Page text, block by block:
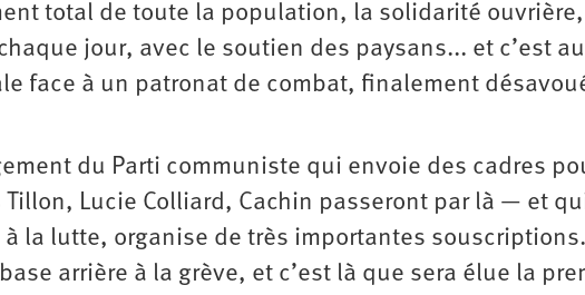
total de toute la population, la solidarité
jour, avec le soutien des paysans... et c’est
face à un patronat de combat, finalement
du Parti communiste qui envoie des cadres
Lucie Colliard, Cachin passeront par là — et
la lutte, organise de très importantes
arrière à la grève, et c’est là que sera élue la